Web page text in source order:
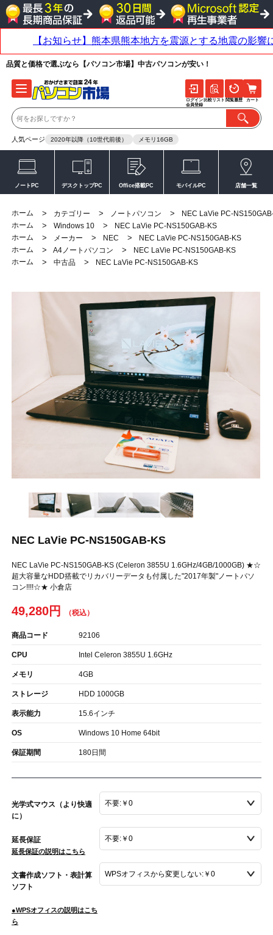
品質と価格で選ぶなら【パソコン市場】中古パソコンが安い！
人気ページ 2020年以降（10世代前後） メモリ16GB
ログイン
会員登録
比較リスト 閲覧履歴 カート
ノートPC デスクトップPC Office搭載PC モバイルPC 店舗一覧
ホーム > カテゴリー > ノートパソコン >
NEC LaVie PC-
ホーム
> Windows 10 >
NEC LaVie PC-NS150GAB-KS
ホーム
> メーカー > NEC >
NEC LaVie PC-NS150GAB-KS
ホーム
> A4ノートパソコン >
NEC LaVie PC-NS150GAB-KS
ホーム
> 中古品 > NEC LaVie PC-NS150GAB-KS
NEC LaVie PC-NS150GAB-KS
NEC LaVie PC-NS150GAB-KS (Celeron 3855U 1.6GHz/4GB/1000GB) ★☆
超大容量なHDD搭載でリカバリーデータも付属した"2017年製"ノートパソ
コン!!!!☆★ 小倉店
49,280円
商品コード 92106
CPU Intel Celeron 3855U 1.6GHz
メモリ 4GB
ストレージ HDD 1000GB
表示能力 15.6インチ
OS Windows 10 Home 64bit
保証期間 180日間
光学式マウス（より快適
に）
延長保証
延長保証の説明はこちら
文書作成ソフト・表計算
ソフト
●WPSオフィスの説明はこち
ら